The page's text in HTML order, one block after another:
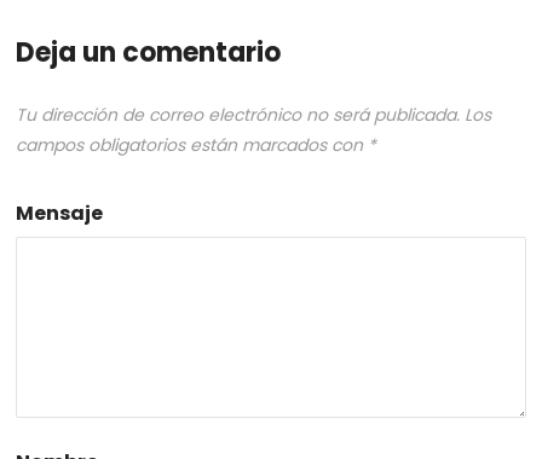
Deja un comentario
Tu dirección de correo electrónico no será publicada. Los
campos obligatorios están marcados con *
Mensaje